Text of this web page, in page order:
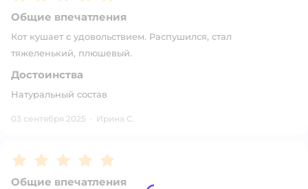
Общие впечатления
Кот кушает с удовольствием. Распушился, стал
тяжеленький, плюшевый.
Достоинства
Натуральный состав
03 сентября 2025 · Ирина С.
Рейтинг:5
Общие впечатления